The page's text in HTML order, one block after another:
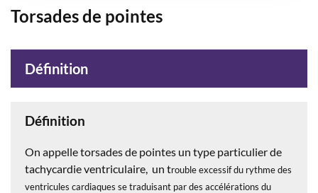
Torsades de pointes
Définition
Définition
On appelle torsades de pointes un type particulier de
tachycardie ventriculaire, un trouble excessif du rythme des
ventricules cardiaques se traduisant par des accélérations du